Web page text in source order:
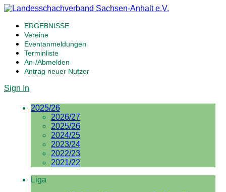
ERGEBNISSE
Vereine
Eventanmeldungen
Terminliste
An-/Abmelden
Antrag neuer Nutzer
Sign In
2025/26
2026/27
2025/26
2024/25
2023/24
2022/23
2021/22
Liga